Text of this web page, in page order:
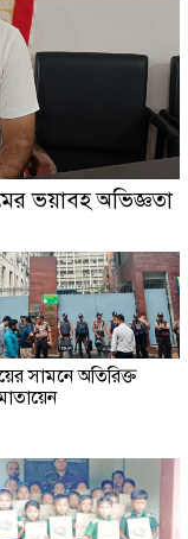
ভয়াবহ অভিজ্ঞতা
সামনে অতিরিক্ত